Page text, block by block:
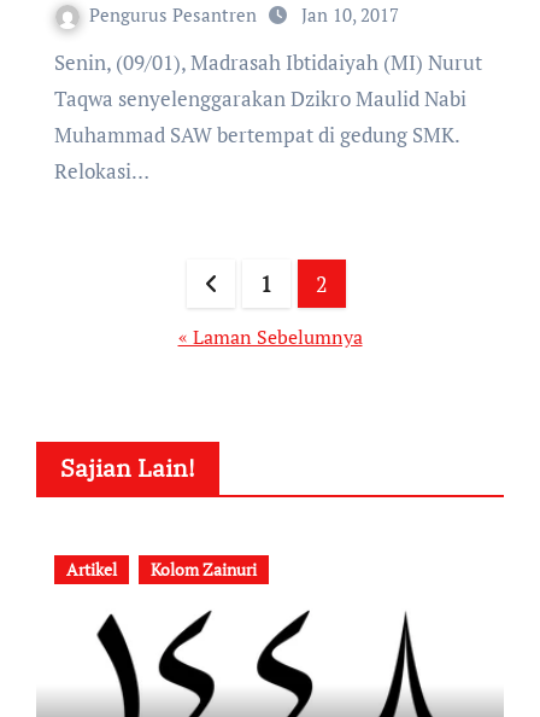
Pengurus Pesantren Jan 10, 2017
Senin, (09/01), Madrasah Ibtidaiyah (MI) Nurut
Taqwa senyelenggarakan Dzikro Maulid Nabi
Muhammad SAW bertempat di gedung SMK.
Relokasi…
1 2
« Laman Sebelumnya
Sajian Lain!
Artikel Kolom Zainuri